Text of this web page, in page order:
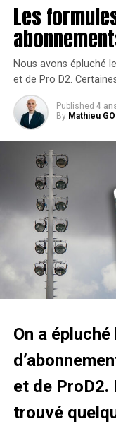
Du
Au menu de ce
les pilotes de
l’un des plus long
jusqu’à 344 km/h
de nombreux
dépassements
s’attendre à une
Le circuit a connu
l’un des circuits les
Fini les bacs à
asphalte couvertes
rouges et bleues.
bac à sable
sortie de piste.
Circuit Paul Ricard,
Les
Nous avons épluché
et de Pro D2.
Published 4
By Mathieu
On a
et de ProD2.
trouvé